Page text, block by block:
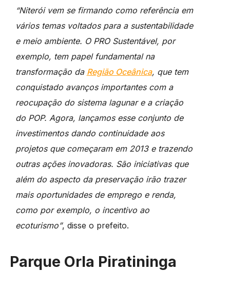
“Niterói vem se firmando como referência em
vários temas voltados para a sustentabilidade
e meio ambiente. O PRO Sustentável, por
exemplo, tem papel fundamental na
transformação da Região Oceânica, que tem
conquistado avanços importantes com a
reocupação do sistema lagunar e a criação
do POP. Agora, lançamos esse conjunto de
investimentos dando continuidade aos
projetos que começaram em 2013 e trazendo
outras ações inovadoras. São iniciativas que
além do aspecto da preservação irão trazer
mais oportunidades de emprego e renda,
como por exemplo, o incentivo ao
ecoturismo”, disse o prefeito.
Parque Orla Piratininga